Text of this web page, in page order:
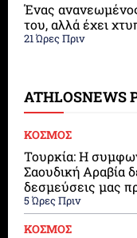
Ένας
του, αλλά έχει
21 Ώρες Πριν
ΚΟΣΜΟΣ
Τουρκία: Η
Σαουδική Αραβία
δεσμεύσεις μας
5 Ώρες Πριν
ΚΟΣΜΟΣ